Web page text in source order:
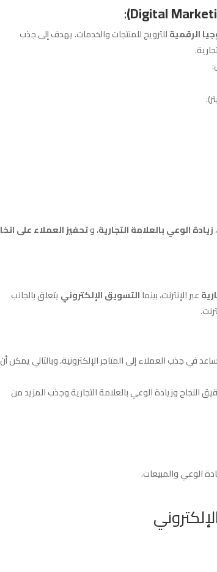
:
الرقميةللترويج للمنتجات والخدمات. يهدف إلى جذب
زيادة الوعي بالعلامة التجارية، وتحفيز العملاء على
عبر الإنترنت، بينماالتسويق الإلكترونييتعلق بالجانب
في جذب العملاء إلى المتاجر الإلكترونية، وبالتالي يمكن أن
النجاح وزيادة الوعي بالعلامة التجارية وجذب المزيد من
الوعي والمبيعات.